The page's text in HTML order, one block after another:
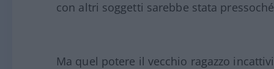
con altri soggetti sarebbe stata
Ma quel potere il vecchio ragazzo